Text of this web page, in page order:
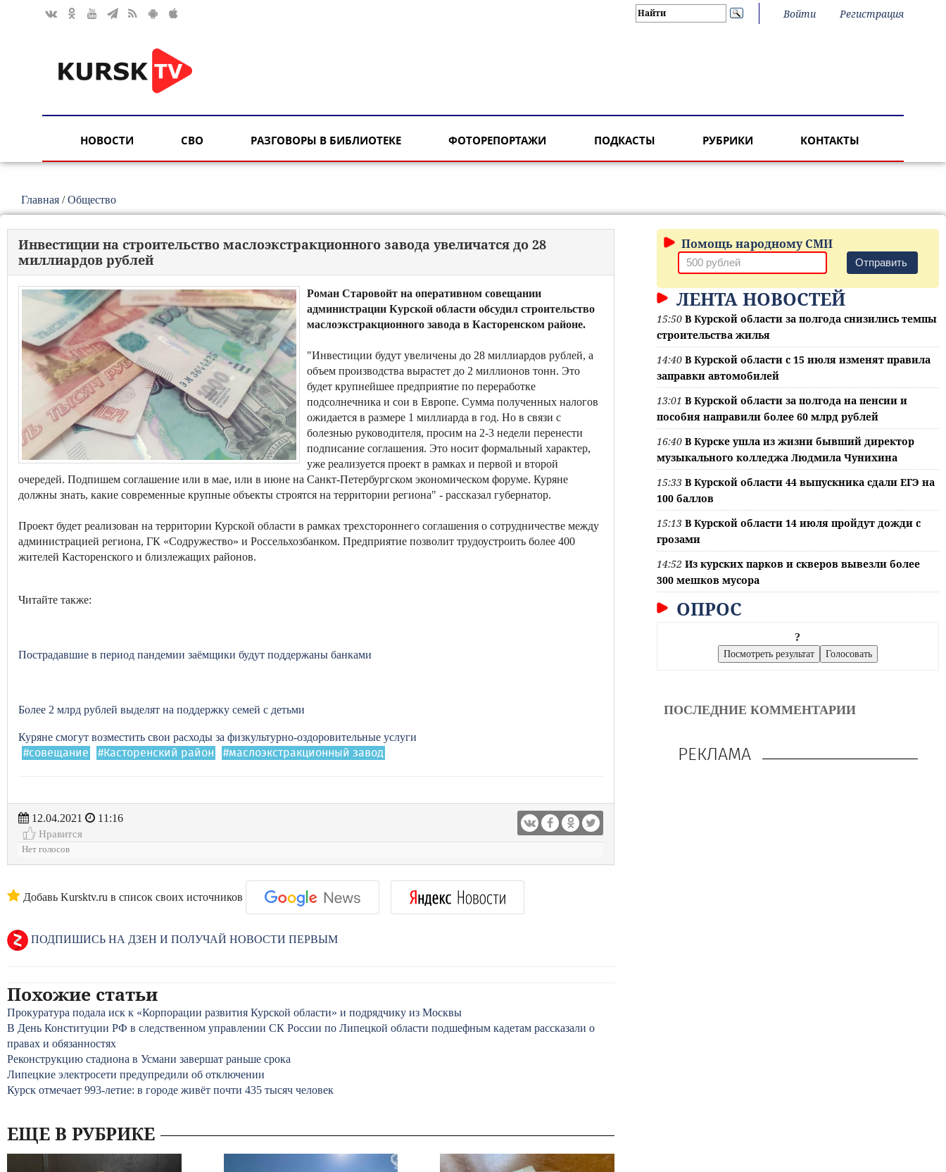
Войти Регистрация
НОВОСТИ СВО РАЗГОВОРЫ В БИБЛИОТЕКЕ ФОТОРЕПОРТАЖИ ПОДКАСТЫ РУБРИКИ КОНТАКТЫ
Главная /Общество
Инвестиции на строительство маслоэкстракционного завода увеличатся до 28
миллиардов рублей
Роман Старовойт на оперативном совещании
администрации Курской области обсудил строительство
маслоэкстракционного завода в Касторенском районе.
"Инвестиции будут увеличены до 28 миллиардов рублей, а
объем производства вырастет до 2 миллионов тонн. Это
будет крупнейшее предприятие по переработке
подсолнечника и сои в Европе. Сумма полученных налогов
ожидается в размере 1 миллиарда в год. Но в связи с
болезнью руководителя, просим на 2-3 недели перенести
подписание соглашения. Это носит формальный характер,
уже реализуется проект в рамках и первой и второй
очередей. Подпишем соглашение или в мае, или в июне на Санкт-Петербургском экономическом форуме. Куряне
должны знать, какие современные крупные объекты строятся на территории региона" - рассказал губернатор.
Проект будет реализован на территории Курской области в рамках трехстороннего соглашения о сотрудничестве между
администрацией региона, ГК «Содружество» и Россельхозбанком. Предприятие позволит трудоустроить более 400
жителей Касторенского и близлежащих районов.
Читайте также:
Пострадавшие в период пандемии заёмщики будут поддержаны банками
Более 2 млрд рублей выделят на поддержку семей с детьми
Куряне смогут возместить свои расходы за физкультурно-оздоровительные услуги
#совещание #Касторенский район #маслоэкстракционный завод
12.04.2021
11:16
Нравится
Нет голосов
Добавь Kursktv.ru в список своих источников
ПОДПИШИСЬ НА ДЗЕН И ПОЛУЧАЙ НОВОСТИ ПЕРВЫМ
Похожие статьи
Прокуратура подала иск к «Корпорации развития Курской области» и подрядчику из Москвы
В День Конституции РФ в следственном управлении СК России по Липецкой области подшефным кадетам рассказали о
правах и обязанностях
Реконструкцию стадиона в Усмани завершат раньше срока
Липецкие электросети предупредили об отключении
Курск отмечает 993-летие: в городе живёт почти 435 тысяч человек
ЕЩЕ В РУБРИКЕ
Помощь народному СМИ
Отправить
ЛЕНТА НОВОСТЕЙ
15:50 В Курской области за полгода снизились темпы
строительства жилья
14:40 В Курской области с 15 июля изменят правила
заправки автомобилей
13:01 В Курской области за полгода на пенсии и
пособия направили более 60 млрд рублей
16:40 В Курске ушла из жизни бывший директор
музыкального колледжа Людмила Чунихина
15:33 В Курской области 44 выпускника сдали ЕГЭ на
100 баллов
15:13 В Курской области 14 июля пройдут дожди с
грозами
14:52 Из курских парков и скверов вывезли более
300 мешков мусора
ОПРОС
?
ПОСЛЕДНИЕ КОММЕНТАРИИ
РЕКЛАМА